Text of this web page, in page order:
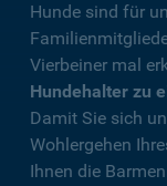
Hunde sind für
Vierbeiner mal
Hundehalter zu
Damit Sie sich
Wohlergehen
Ihnen die